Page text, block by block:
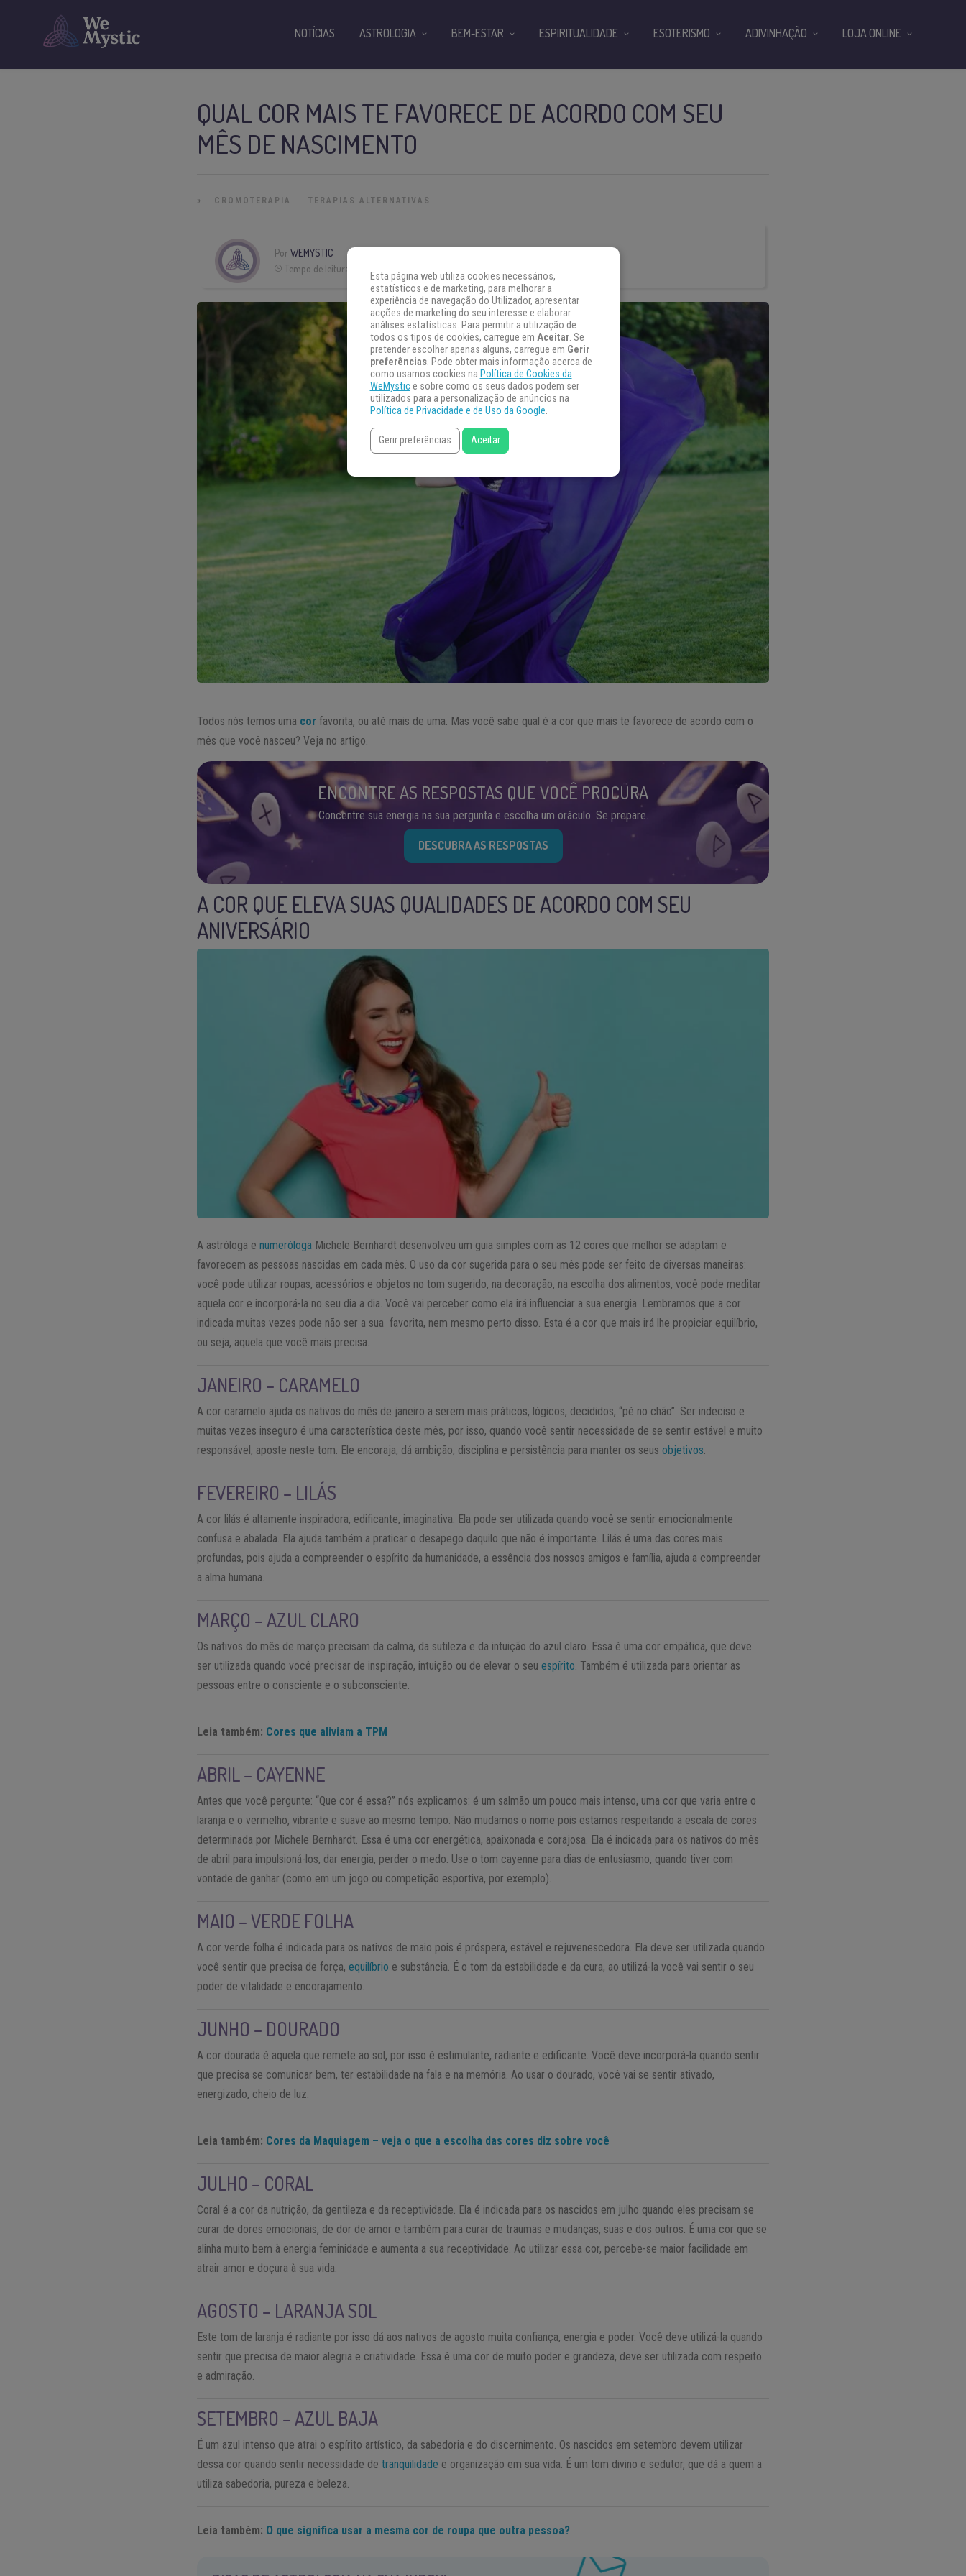
QUAL COR MAIS TE FAVORECE DE ACORDO COM SEU
MÊS DE NASCIMENTO
» CROMOTERAPIA TERAPIAS ALTERNATIVAS
PorWEMYSTIC
Tempo de leitura:
Todos nós temos uma cor favorita, ou até mais de uma. Mas você sabe qual é a cor que mais te favorece de acordo com o
mês que você nasceu? Veja no artigo.
ENCONTRE AS RESPOSTAS QUE VOCÊ PROCURA
Concentre sua energia na sua pergunta e escolha um oráculo. Se prepare.
DESCUBRA AS RESPOSTAS
A COR QUE ELEVA SUAS QUALIDADES DE ACORDO COM SEU
ANIVERSÁRIO
A astróloga enumeróloga Michele Bernhardt desenvolveu um guia simples com as 12 cores que melhor se adaptam e
favorecem as pessoas nascidas em cada mês. O uso da cor sugerida para o seu mês pode ser feito de diversas maneiras:
você pode utilizar roupas, acessórios e objetos no tom sugerido, na decoração, na escolha dos alimentos, você pode meditar
aquela cor e incorporá-la no seu dia a dia. Você vai perceber como ela irá influenciar a sua energia. Lembramos que a cor
indicada muitas vezes pode não ser a sua favorita, nem mesmo perto disso. Esta é a cor que mais irá lhe propiciar equilíbrio,
ou seja, aquela que você mais precisa.
JANEIRO – CARAMELO
A cor caramelo ajuda os nativos do mês de janeiro a serem mais práticos, lógicos, decididos, “pé no chão”. Ser indeciso e
muitas vezes inseguro é uma característica deste mês, por isso, quando você sentir necessidade de se sentir estável e muito
responsável, aposte neste tom. Ele encoraja, dá ambição, disciplina e persistência para manter os seusobjetivos.
FEVEREIRO – LILÁS
A cor lilás é altamente inspiradora, edificante, imaginativa. Ela pode ser utilizada quando você se sentir emocionalmente
confusa e abalada. Ela ajuda também a praticar o desapego daquilo que não é importante. Lilás é uma das cores mais
profundas, pois ajuda a compreender o espírito da humanidade, a essência dos nossos amigos e família, ajuda a compreender
a alma humana.
MARÇO – AZUL CLARO
Os nativos do mês de março precisam da calma, da sutileza e da intuição do azul claro. Essa é uma cor empática, que deve
ser utilizada quando você precisar de inspiração, intuição ou de elevar o seuespírito. Também é utilizada para orientar as
pessoas entre o consciente e o subconsciente.
Leia também: Cores que aliviam a TPM
ABRIL – CAYENNE
Antes que você pergunte: “Que cor é essa?” nós explicamos: é um salmão um pouco mais intenso, uma cor que varia entre o
laranja e o vermelho, vibrante e suave ao mesmo tempo. Não mudamos o nome pois estamos respeitando a escala de cores
determinada por Michele Bernhardt. Essa é uma cor energética, apaixonada e corajosa. Ela é indicada para os nativos do mês
de abril para impulsioná-los, dar energia, perder o medo. Use o tom cayenne para dias de entusiasmo, quando tiver com
vontade de ganhar (como em um jogo ou competição esportiva, por exemplo).
MAIO – VERDE FOLHA
A cor verde folha é indicada para os nativos de maio pois é próspera, estável e rejuvenescedora. Ela deve ser utilizada quando
você sentir que precisa de força,equilíbrio e substância. É o tom da estabilidade e da cura, ao utilizá-la você vai sentir o seu
poder de vitalidade e encorajamento.
JUNHO – DOURADO
A cor dourada é aquela que remete ao sol, por isso é estimulante, radiante e edificante. Você deve incorporá-la quando sentir
que precisa se comunicar bem, ter estabilidade na fala e na memória. Ao usar o dourado, você vai se sentir ativado,
energizado, cheio de luz.
Leia também: Cores da Maquiagem – veja o que a escolha das cores diz sobre você
JULHO – CORAL
Coral é a cor da nutrição, da gentileza e da receptividade. Ela é indicada para os nascidos em julho quando eles precisam se
curar de dores emocionais, de dor de amor e também para curar de traumas e mudanças, suas e dos outros. É uma cor que se
alinha muito bem à energia feminidade e aumenta a sua receptividade. Ao utilizar essa cor, percebe-se maior facilidade em
atrair amor e doçura à sua vida.
AGOSTO – LARANJA SOL
Este tom de laranja é radiante por isso dá aos nativos de agosto muita confiança, energia e poder. Você deve utilizá-la quando
sentir que precisa de maior alegria e criatividade. Essa é uma cor de muito poder e grandeza, deve ser utilizada com respeito
e admiração.
SETEMBRO – AZUL BAJA
É um azul intenso que atrai o espírito artístico, da sabedoria e do discernimento. Os nascidos em setembro devem utilizar
dessa cor quando sentir necessidade detranquilidade e organização em sua vida. É um tom divino e sedutor, que dá a quem a
utiliza sabedoria, pureza e beleza.
Leia também: O que significa usar a mesma cor de roupa que outra pessoa?
NOTÍCIAS ASTROLOGIA BEM-ESTAR ESPIRITUALIDADE ESOTERISMO ADIVINHAÇÃO LOJA ONLINE
Esta página web utiliza cookies necessários,
estatísticos e de marketing, para melhorar a
experiência de navegação do Utilizador, apresentar
acções de marketing do seu interesse e elaborar
análises estatísticas. Para permitir a utilização de
todos os tipos de cookies, carregue em Aceitar. Se
pretender escolher apenas alguns, carregue em Gerir
preferências. Pode obter mais informação acerca de
como usamos cookies na Política de Cookies da
WeMystice sobre como os seus dados podem ser
utilizados para a personalização de anúncios na
Política de Privacidade e de Uso da Google.
Gerir preferências Aceitar